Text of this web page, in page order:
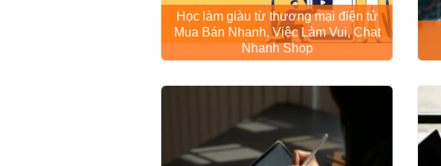
Học làm giàu từ thương mại điện tử
Mua Bán Nhanh, Việc Làm Vui, Chat
Nhanh Shop